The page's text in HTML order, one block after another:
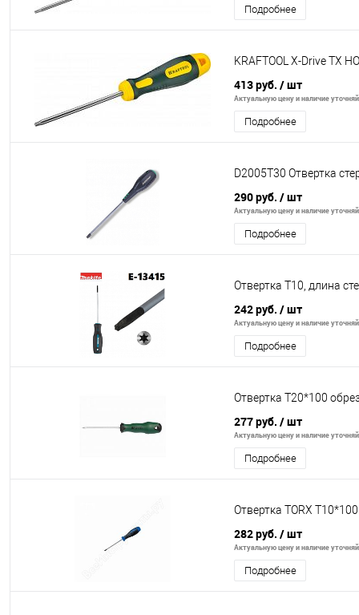
Подробнее
KRAFTOOL Х-Drive TX
413 руб. / шт
Актуальную цену и наличие
Подробнее
D2005T30 Отвертка
290 руб. / шт
Актуальную цену и наличие
Подробнее
Отвертка T10, длина
242 руб. / шт
Актуальную цену и наличие
Подробнее
Отвертка Т20*100
277 руб. / шт
Актуальную цену и наличие
Подробнее
Отвертка TORX
282 руб. / шт
Актуальную цену и наличие
Подробнее